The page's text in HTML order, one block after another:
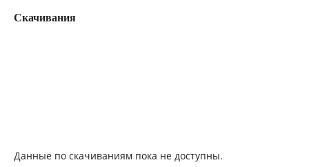
Скачивания
Данные по скачиваниям пока не доступны.